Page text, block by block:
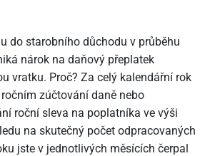
do starobního důchodu v průběhu
nárok na daňový přeplatek
vratku. Proč? Za celý kalendářní rok
zúčtování daně nebo
roční sleva na poplatníka ve výši
na skutečný počet odpracovaných
jste v jednotlivých měsících čerpal